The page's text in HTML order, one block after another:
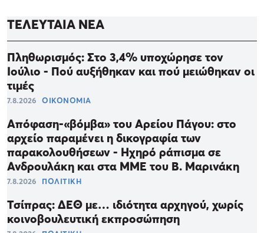
ΤΕΛΕΥΤΑΙΑ ΝΕΑ
Πληθωρισμός: Στο 3,4% υποχώρησε τον
Ιούλιο - Πού αυξήθηκαν και πού μειώθηκαν οι
τιμές
7.8.2026 ΟΙΚΟΝΟΜΙΑ
Απόφαση-«βόμβα» του Αρείου Πάγου: στο
αρχείο παραμένει η δικογραφία των
παρακολουθήσεων - Ηχηρό ράπισμα σε
Ανδρουλάκη και στα ΜΜΕ του Β. Μαρινάκη
7.8.2026 ΠΟΛΙΤΙΚΗ
Τσίπρας: ΔΕΘ με… ιδιότητα αρχηγού, χωρίς
κοινοβουλευτική εκπροσώπηση